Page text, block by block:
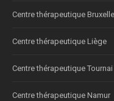
Centre thérapeutique
Centre thérapeutique Liège
Centre thérapeutique Tournai
Centre thérapeutique Namur